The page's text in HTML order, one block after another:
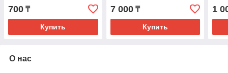
700 ₸
Купить
7 000₸
Купить
1
О нас